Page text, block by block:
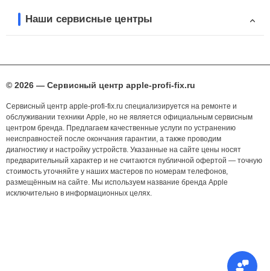
Наши сервисные центры
© 2026 — Сервисный центр apple-profi-fix.ru
Сервисный центр apple-profi-fix.ru специализируется на ремонте и
обслуживании техники Apple, но не является официальным сервисным
центром бренда. Предлагаем качественные услуги по устранению
неисправностей после окончания гарантии, а также проводим
диагностику и настройку устройств. Указанные на сайте цены носят
предварительный характер и не считаются публичной офертой — точную
стоимость уточняйте у наших мастеров по номерам телефонов,
размещённым на сайте. Мы используем название бренда Apple
исключительно в информационных целях.